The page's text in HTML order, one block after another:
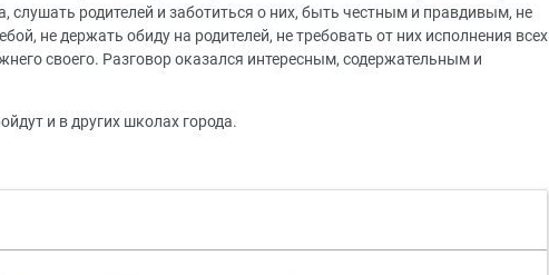
слушать родителей и заботиться о них, быть честным и правдивым, не
не держать обиду на родителей, не требовать от них исполнения всех
своего. Разговор оказался интересным, содержательным и
и в других школах города.